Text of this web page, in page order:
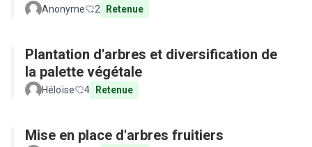
Anonyme 2 Retenue
Plantation d'arbres et diversification de
la palette végétale
Héloïse 4 Retenue
Mise en place d'arbres fruitiers